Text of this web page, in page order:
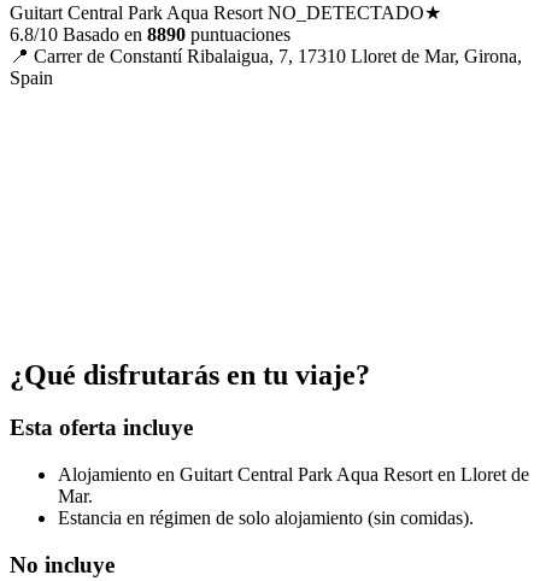
Guitart Central Park Aqua Resort NO_DETECTADO★
6.8/10 Basado en 8890 puntuaciones
📍 Carrer de Constantí Ribalaigua, 7, 17310 Lloret de Mar, Girona,
Spain
¿Qué disfrutarás en tu viaje?
Esta oferta incluye
Alojamiento en Guitart Central Park Aqua Resort en Lloret de
Mar.
Estancia en régimen de solo alojamiento (sin comidas).
No incluye